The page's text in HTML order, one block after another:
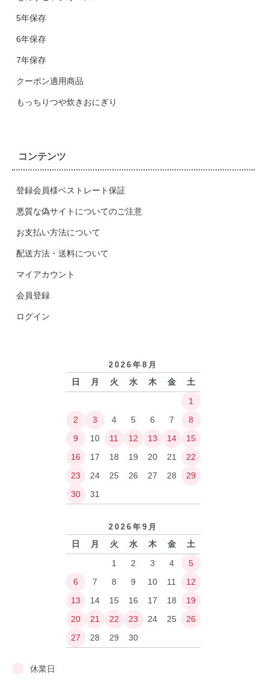
5年保存
6年保存
7年保存
クーポン適用商品
もっちりつや炊きおにぎり
コンテンツ
登録会員様ベストレート保証
悪質な偽サイトについてのご注意
お支払い方法について
配送方法・送料について
マイアカウント
会員登録
ログイン
2026年8月
日 月 火 水 木 金
土
1
2
3 4 5 6 7
8
9
10 11 12 13 14
15
16
17 18 19 20 21
22
23
24 25 26 27 28
29
30
31
2026年9月
日 月 火 水 木 金
土
1
2 3 4
5
6
7 8 9 10 11
12
13
14 15 16 17 18
19
20
21 22 23 24 25
26
27
28 29 30
休業日